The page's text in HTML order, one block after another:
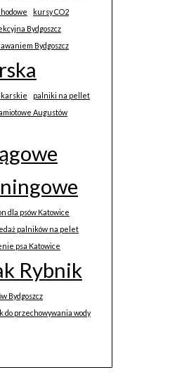
kursy CO2
Bydgoszcz
Bydgoszcz
palniki na pellet
Augustów
dla psów Katowice
palników na pelet
psa Katowice
Rybnik
Bydgoszcz
do przechowywania wody